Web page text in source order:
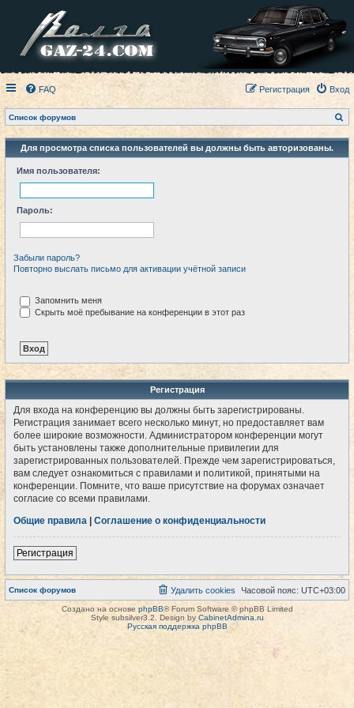
FAQ Вход
Регистрация
Список форумов
о
с
Для просмотра списка пользователей вы должны быть авторизованы.
Имя пользователя:
Пароль:
Забыли пароль?
Повторно выслать письмо для активации учётной записи
Запомнить меня
Скрыть моё пребывание на конференции в этот раз
Регистрация
Для входа на конференцию вы должны быть зарегистрированы.
Регистрация занимает всего несколько минут, но предоставляет вам
более широкие возможности. Администратором конференции могут
быть установлены также дополнительные привилегии для
зарегистрированных пользователей. Прежде чем зарегистрироваться,
вам следует ознакомиться с правилами и политикой, принятыми на
конференции. Помните, что ваше присутствие на форумах означает
согласие со всеми правилами.
Общие правила
Соглашение о конфиденциальности
Регистрация
Список форумов Часовой пояс: UTC+03:00
Удалить cookies
Создано на основе phpBB® Forum Software © phpBB Limited
Style subsilver3.2. Design by CabinetAdmina.ru
Русская поддержка phpBB